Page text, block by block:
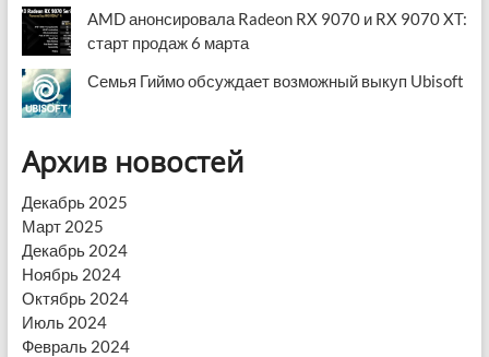
AMD анонсировала Radeon RX 9070 и RX 9070 XT:
старт продаж 6 марта
Семья Гиймо обсуждает возможный выкуп Ubisoft
Архив новостей
Декабрь 2025
Март 2025
Декабрь 2024
Ноябрь 2024
Октябрь 2024
Июль 2024
Февраль 2024